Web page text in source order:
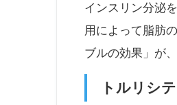
インスリン分泌
用によって脂肪
ブルの効果」が
トルリシ